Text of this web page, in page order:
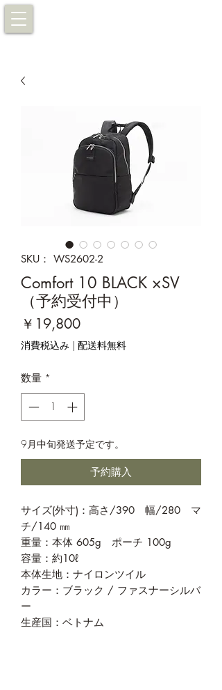
SKU： WS2602-2
Comfort 10 BLACK ×SV
（予約受付中）
￥19,800価
格
消費税込み | 配送料無料
数量 *
9月中旬発送予定です。
予約購入
サイズ(外寸)：高さ/390 幅/280 マ
チ/140 ㎜
重量：本体 605g ポーチ 100g
容量：約10ℓ
本体生地：ナイロンツイル
カラー：ブラック / ファスナーシルバ
ー
生産国：ベトナム